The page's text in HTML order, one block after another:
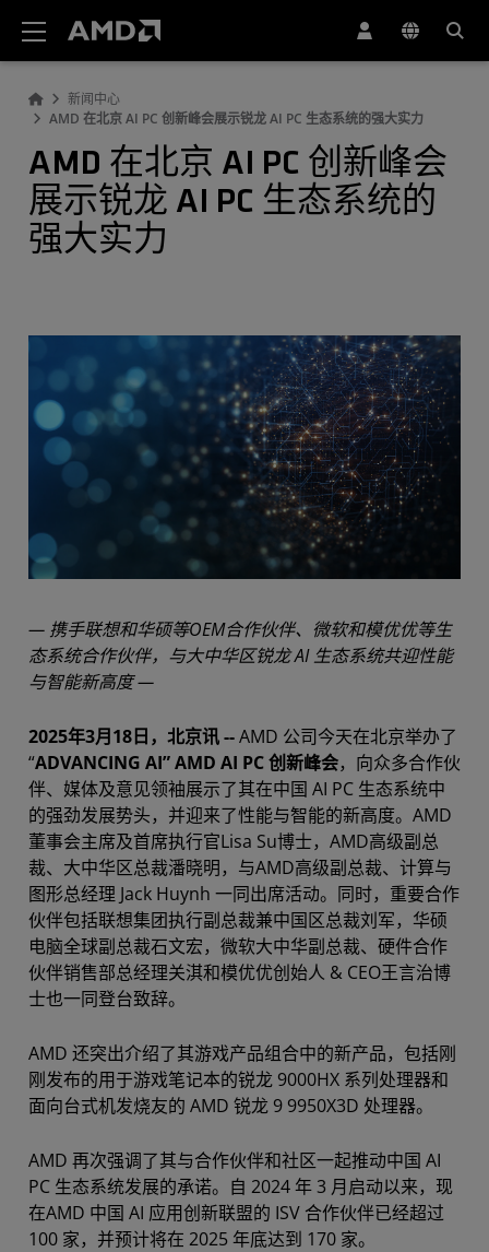
新闻中心
AMD 在北京 AI PC 创新峰会展示锐龙 AI PC 生态系统的强大实力
AMD 在北京 AI PC 创新峰会
展示锐龙 AI PC 生态系统的
强大实力
— 携手联想和华硕等OEM合作伙伴、微软和模优优等生
态系统合作伙伴，与大中华区锐龙 AI 生态系统共迎性能
与智能新高度 —
2025年3月18日，北京讯 --AMD 公司今天在北京举办了
“ADVANCING AI” AMD AI PC 创新峰会，向众多合作伙
伴、媒体及意见领袖展示了其在中国 AI PC 生态系统中
的强劲发展势头，并迎来了性能与智能的新高度。AMD
董事会主席及首席执行官Lisa Su博士，AMD高级副总
裁、大中华区总裁潘晓明，与AMD高级副总裁、计算与
图形总经理 Jack Huynh 一同出席活动。同时，重要合作
伙伴包括联想集团执行副总裁兼中国区总裁刘军，华硕
电脑全球副总裁石文宏，微软大中华副总裁、硬件合作
伙伴销售部总经理关淇和模优优创始人 & CEO王言治博
士也一同登台致辞。
AMD 还突出介绍了其游戏产品组合中的新产品，包括刚
刚发布的用于游戏笔记本的锐龙 9000HX 系列处理器和
面向台式机发烧友的 AMD 锐龙 9 9950X3D 处理器。
AMD 再次强调了其与合作伙伴和社区一起推动中国 AI
PC 生态系统发展的承诺。自 2024 年 3 月启动以来，现
在AMD 中国 AI 应用创新联盟的 ISV 合作伙伴已经超过
100 家，并预计将在 2025 年底达到 170 家。